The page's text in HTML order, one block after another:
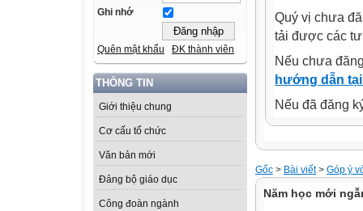
Ghi nhớ
Quên mật khẩu ĐK thành viên
THÔNG TIN
Giới thiệu chung
Cơ cấu tổ chức
Văn bản mới
Đảng bộ giáo dục
Công đoàn ngành
Quý vị chưa
tải được các
Nếu chưa
hướng dẫn
Nếu đã đăng
Gốc > Bài viết> Góp ý
Năm học mới